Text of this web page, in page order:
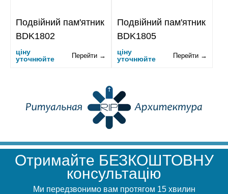
Подвійний пам'ятник
BDK1802
ціну
уточнюйте
Перейти →
Подвійний пам'ятник
BDK1805
ціну
уточнюйте
Перейти →
Отримайте БЕЗКОШТОВНУ
консультацію
Ми передзвонимо вам протягом 15 хвилин